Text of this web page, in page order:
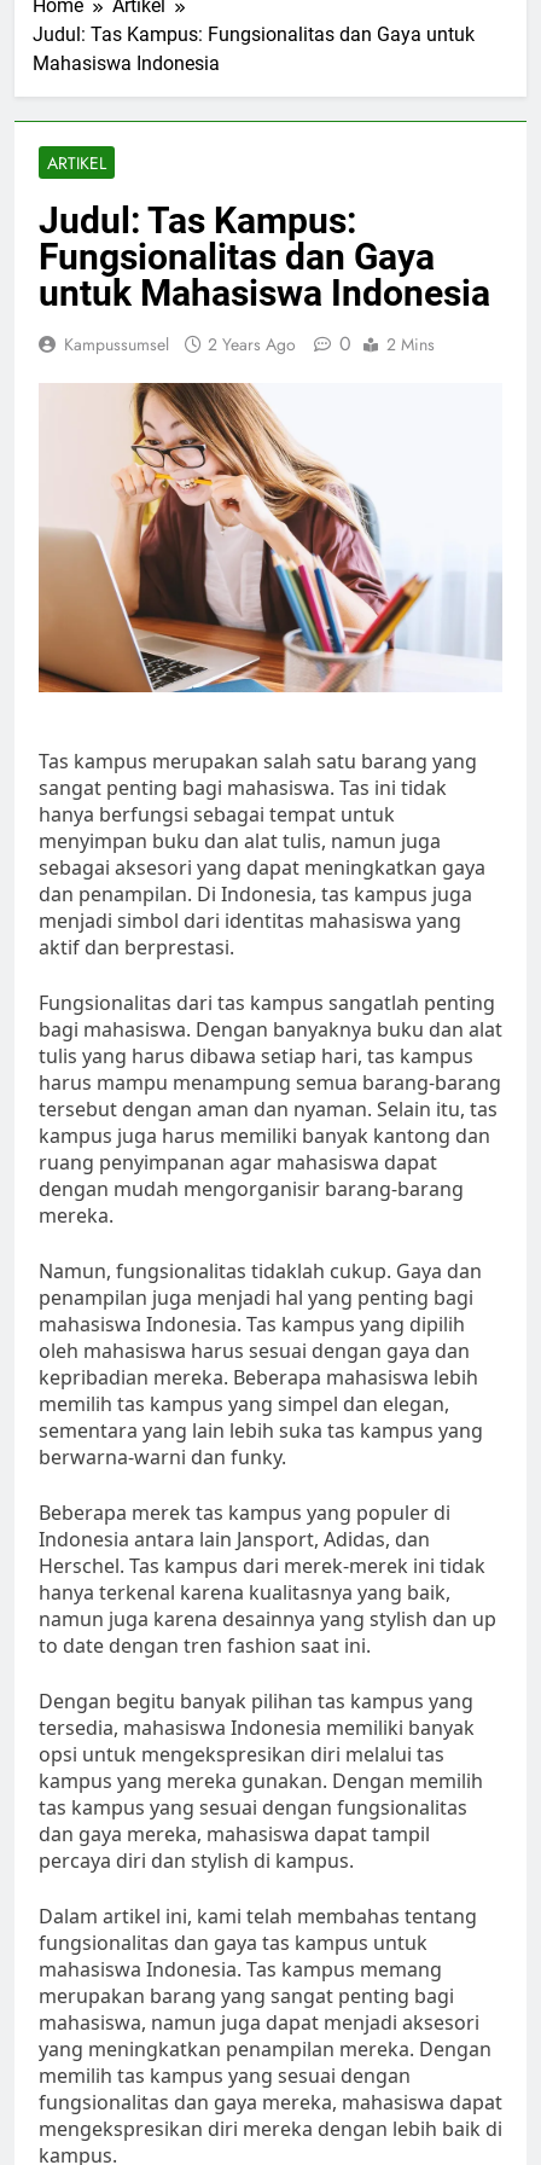
Home
Artikel
Judul: Tas Kampus: Fungsionalitas dan Gaya untuk
Mahasiswa Indonesia
ARTIKEL
Judul: Tas Kampus:
Fungsionalitas dan Gaya
untuk Mahasiswa Indonesia
Kampussumsel 2 Years Ago 0 2 Mins
Tas kampus merupakan salah satu barang yang
sangat penting bagi mahasiswa. Tas ini tidak
hanya berfungsi sebagai tempat untuk
menyimpan buku dan alat tulis, namun juga
sebagai aksesori yang dapat meningkatkan gaya
dan penampilan. Di Indonesia, tas kampus juga
menjadi simbol dari identitas mahasiswa yang
aktif dan berprestasi.
Fungsionalitas dari tas kampus sangatlah penting
bagi mahasiswa. Dengan banyaknya buku dan alat
tulis yang harus dibawa setiap hari, tas kampus
harus mampu menampung semua barang-barang
tersebut dengan aman dan nyaman. Selain itu, tas
kampus juga harus memiliki banyak kantong dan
ruang penyimpanan agar mahasiswa dapat
dengan mudah mengorganisir barang-barang
mereka.
Namun, fungsionalitas tidaklah cukup. Gaya dan
penampilan juga menjadi hal yang penting bagi
mahasiswa Indonesia. Tas kampus yang dipilih
oleh mahasiswa harus sesuai dengan gaya dan
kepribadian mereka. Beberapa mahasiswa lebih
memilih tas kampus yang simpel dan elegan,
sementara yang lain lebih suka tas kampus yang
berwarna-warni dan funky.
Beberapa merek tas kampus yang populer di
Indonesia antara lain Jansport, Adidas, dan
Herschel. Tas kampus dari merek-merek ini tidak
hanya terkenal karena kualitasnya yang baik,
namun juga karena desainnya yang stylish dan up
to date dengan tren fashion saat ini.
Dengan begitu banyak pilihan tas kampus yang
tersedia, mahasiswa Indonesia memiliki banyak
opsi untuk mengekspresikan diri melalui tas
kampus yang mereka gunakan. Dengan memilih
tas kampus yang sesuai dengan fungsionalitas
dan gaya mereka, mahasiswa dapat tampil
percaya diri dan stylish di kampus.
Dalam artikel ini, kami telah membahas tentang
fungsionalitas dan gaya tas kampus untuk
mahasiswa Indonesia. Tas kampus memang
merupakan barang yang sangat penting bagi
mahasiswa, namun juga dapat menjadi aksesori
yang meningkatkan penampilan mereka. Dengan
memilih tas kampus yang sesuai dengan
fungsionalitas dan gaya mereka, mahasiswa dapat
mengekspresikan diri mereka dengan lebih baik di
kampus.